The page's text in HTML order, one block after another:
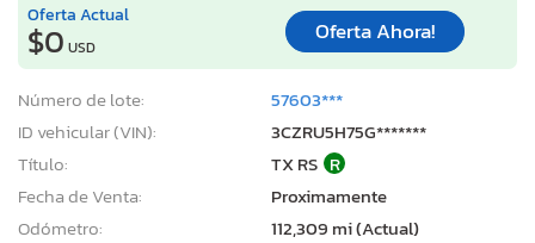
Oferta Actual
$0 USD
Oferta Ahora!
Número de lote:
57603***
ID vehicular (VIN):
3CZRU5H75G*******
Título:
TX RS R
Fecha de Venta:
Proximamente
Odómetro:
112,309 mi (Actual)